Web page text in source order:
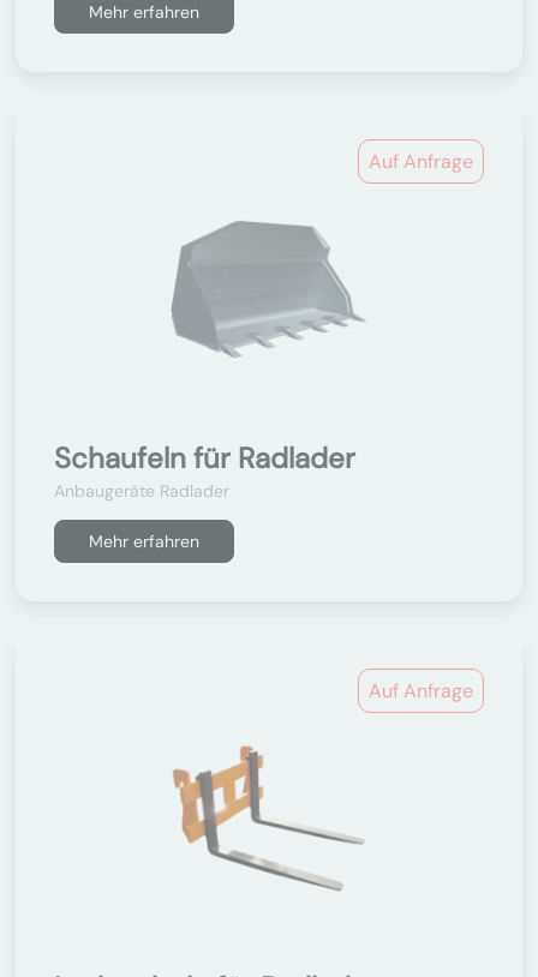
Mehr erfahren
Auf Anfrage
Schaufeln für Radlader
Anbaugeräte Radlader
Mehr erfahren
Auf Anfrage